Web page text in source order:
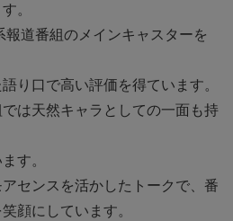
。
道番組のメインキャスターを
り口で高い評価を得ています。
は天然キャラとしての一面も持
す。
センスを活かしたトークで、番
顔にしています。